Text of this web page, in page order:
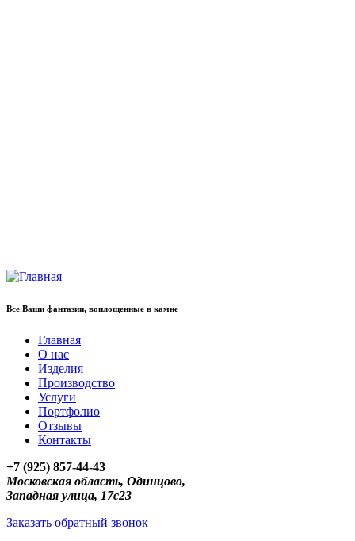
Все Ваши фантазии, воплощенные в камне
Главная
О нас
Изделия
Производство
Услуги
Портфолио
Отзывы
Контакты
+7 (925) 857-44-43
Московская область, Одинцово,
Западная улица, 17с23
Заказать обратный звонок